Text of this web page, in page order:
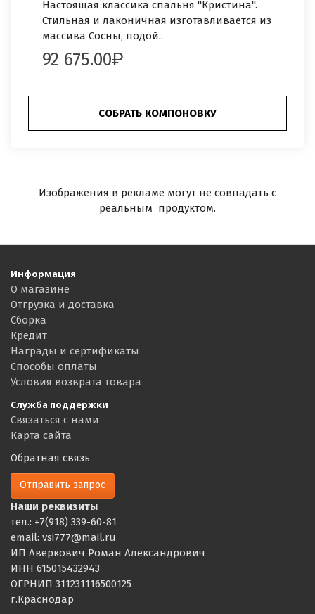
Настоящая классика спальня "Кристина".
Стильная и лаконичная изготавливается из
массива Сосны, подой..
92 675.00
СОБРАТЬ КОМПОНОВКУ
Изображения в рекламе могут не совпадать с
реальным продуктом.
Информация
О магазине
Отгрузка и доставка
Сборка
Кредит
Награды и сертификаты
Способы оплаты
Условия возврата товара
Служба поддержки
Связаться с нами
Карта сайта
Обратная связь
Отправить запрос
Наши реквизиты
тел.: +7(918) 339-60-81
email: vsi777@mail.ru
ИП Аверкович Роман Александрович
ИНН 615015432943
ОГРНИП 311231116500125
г.Краснодар